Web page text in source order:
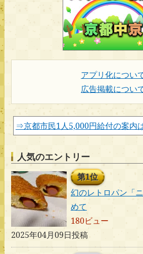
アプリ化につい
広告掲載につい
⇒京都市民1人5,000円給付の案内
人気のエントリー
第1位
幻のレトロパン「
めて
180ビュー
2025年04月09日投稿